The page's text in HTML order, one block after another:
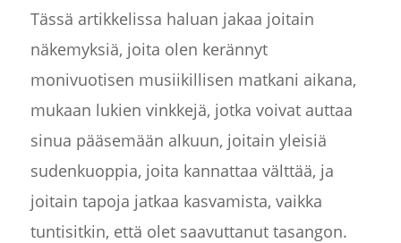
Tässä artikkelissa haluan jakaa joitain
näkemyksiä, joita olen kerännyt
monivuotisen musiikillisen matkani aikana,
mukaan lukien vinkkejä, jotka voivat auttaa
sinua pääsemään alkuun, joitain yleisiä
sudenkuoppia, joita kannattaa välttää, ja
joitain tapoja jatkaa kasvamista, vaikka
tuntisitkin, että olet saavuttanut tasangon.